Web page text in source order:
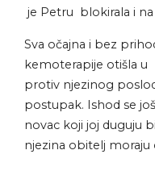
je Petru blokirala i
Sva očajna i bez
kemoterapije otišla u
protiv njezinog
postupak. Ishod se
novac koji joj duguju
njezina obitelj moraju